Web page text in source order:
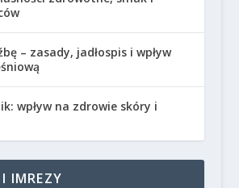
– zasady, jadłospis i wpływ
wpływ na zdrowie skóry i
IMREZY